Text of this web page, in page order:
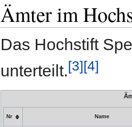
Ämter im
Das Hochstift
unterteilt.[3][4]
Nr Name